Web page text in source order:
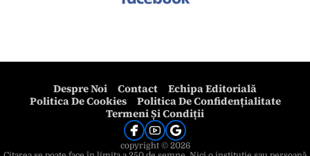
Despre Noi Contact
Echipa Editorială
Politica De Cookies
Politica De Confidențialitate
Termeni Și Condiții
copyright © 2026